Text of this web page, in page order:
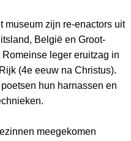
museum zijn re-enactors uit
België en Groot-
leger eruitzag in
(4e eeuw na Christus).
hun harnassen en
meegekomen